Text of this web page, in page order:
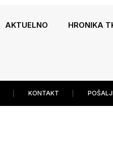
AKTUELNO HRONIKA
KONTAKT